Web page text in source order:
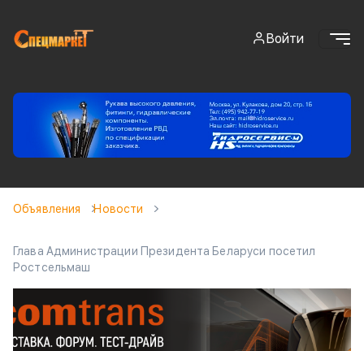
Войти
Объявления Новости
Глава Администрации Президента Беларуси посетил
Ростсельмаш